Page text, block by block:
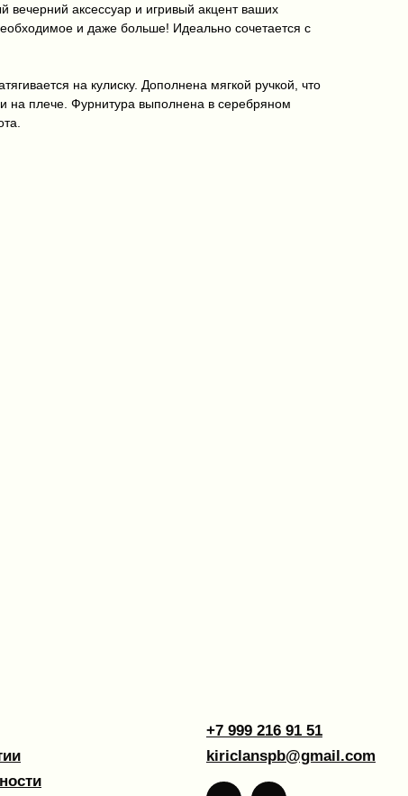
аксессуар и игривый акцент ваших
и даже больше! Идеально сочетается с
на кулиску. Дополнена мягкой ручкой, что
и на плече. Фурнитура выполнена в серебряном
Design by 456 Studio